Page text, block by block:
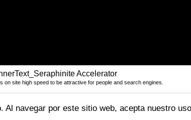
navegar por este sitio web, acepta nuestro
Accelerator
on site high speed to be attractive for people and search engines.